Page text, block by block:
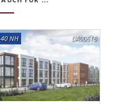
DA00616
NH